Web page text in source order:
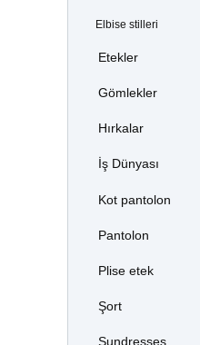
Elbise stilleri
Etekler
Gömlekler
Hırkalar
İş Dünyası
Kot pantolon
Pantolon
Plise etek
Şort
Sundresses